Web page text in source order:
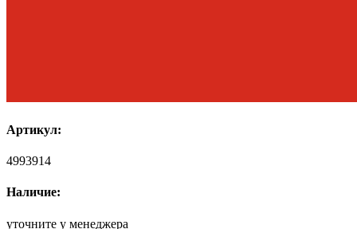
Артикул:
4993914
Наличие:
уточните у менеджера